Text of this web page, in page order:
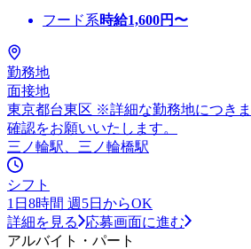
フード系時給1,600円〜
勤務地
面接地
東京都台東区 ※詳細な勤務地につき
確認をお願いいたします。
三ノ輪駅、三ノ輪橋駅
シフト
1日8時間 週5日からOK
詳細を見る
応募画面に進む
アルバイト・パート